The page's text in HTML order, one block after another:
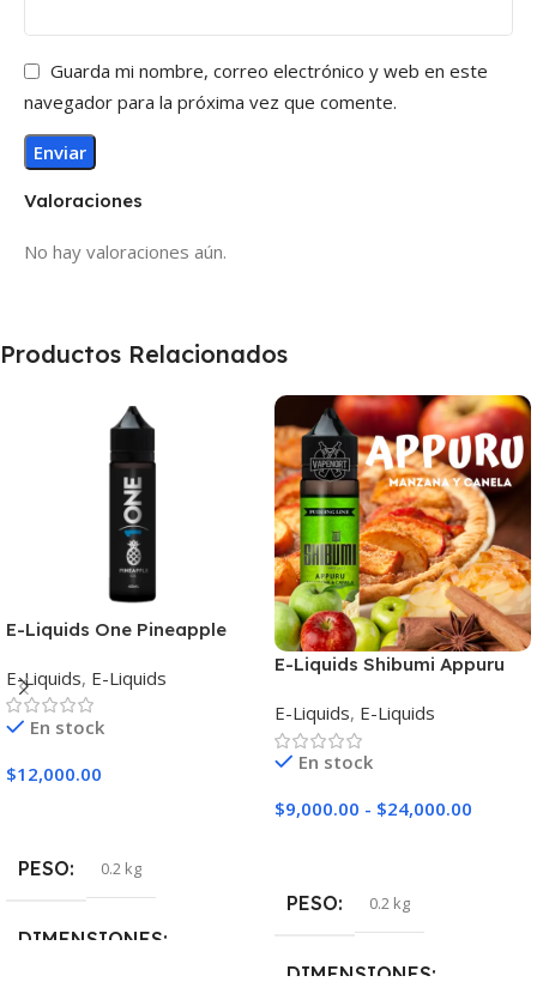
Valoraciones
No hay valoraciones aún.
Guarda mi nombre, correo electrónico y web en este
navegador para la próxima vez que comente.
Productos Relacionados
E-Liquids One Pineapple
E-Liquids, E-Liquids
En stock
$12,000.00
PESO 0.2 kg
DIMENSIONES
E-Liquids Shibumi Appuru
E-Liquids, E-Liquids
En stock
$9,000.00 - $24,000.00
PESO 0.2 kg
DIMENSIONES